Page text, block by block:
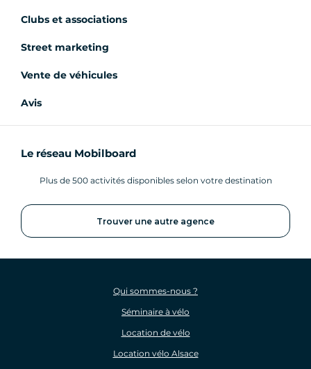
Clubs et associations
Street marketing
Vente de véhicules
Avis
Le réseau Mobilboard
Plus de 500 activités disponibles selon votre destination
Trouver une autre agence
Qui sommes-nous ?
Séminaire à vélo
Location de vélo
Location vélo Alsace